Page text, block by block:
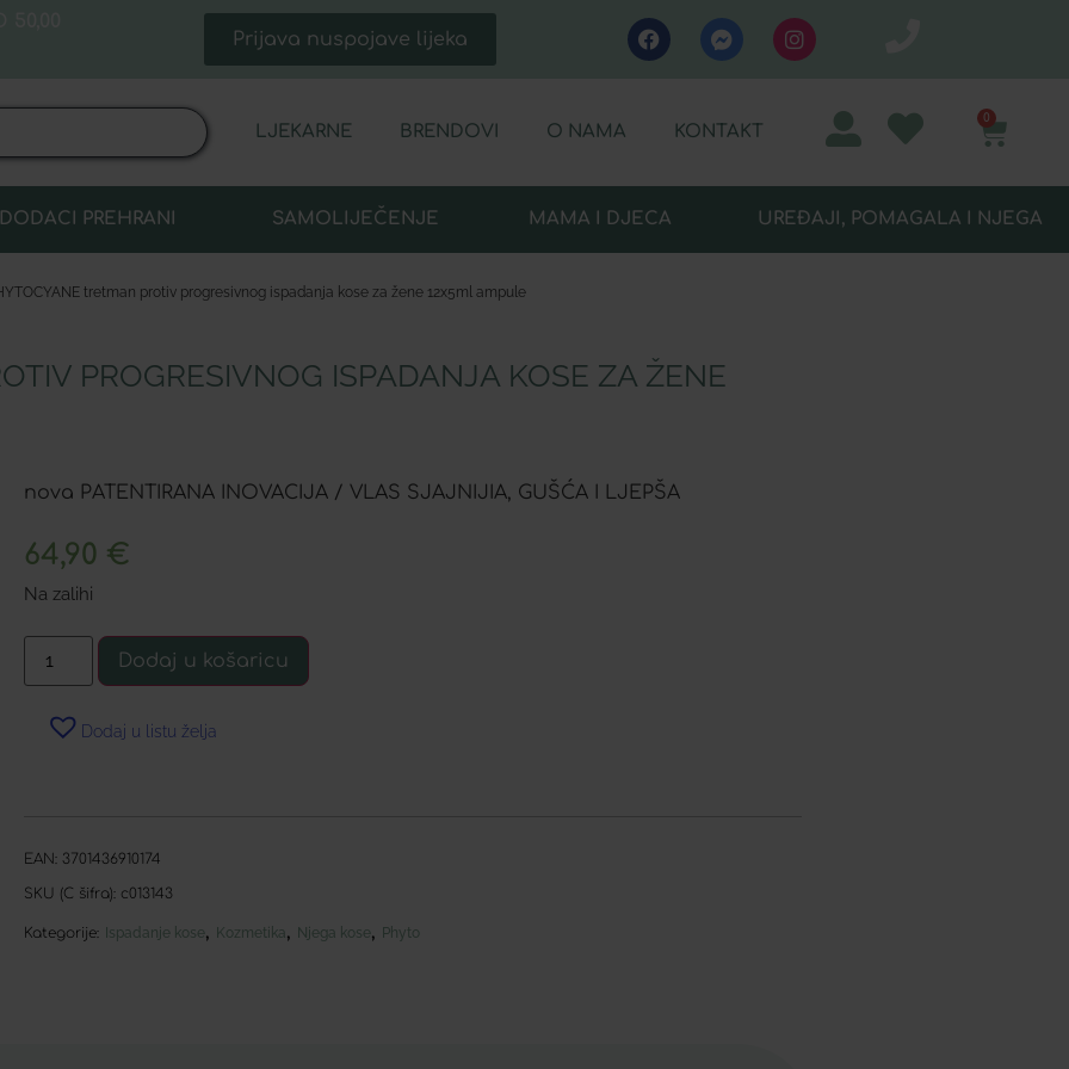
Prijava nuspojave lijeka
LJEKARNE BRENDOVI O NAMA KONTAKT
0
DODACI PREHRANI SAMOLIJEČENJE MAMA I DJECA UREĐAJI, POMAGALA I NJEGA
tretman protiv progresivnog ispadanja kose za žene 12x5ml ampule
PROGRESIVNOG ISPADANJA KOSE ZA ŽENE
nova PATENTIRANA INOVACIJA / VLAS SJAJNIJIA, GUŠĆA I LJEPŠA
64,90 €
Na zalihi
Dodaj u košaricu
Dodaj u listu želja
EAN: 3701436910174
SKU (C šifra): c013143
Kategorije: Ispadanje kose, Kozmetika, Njega kose, Phyto